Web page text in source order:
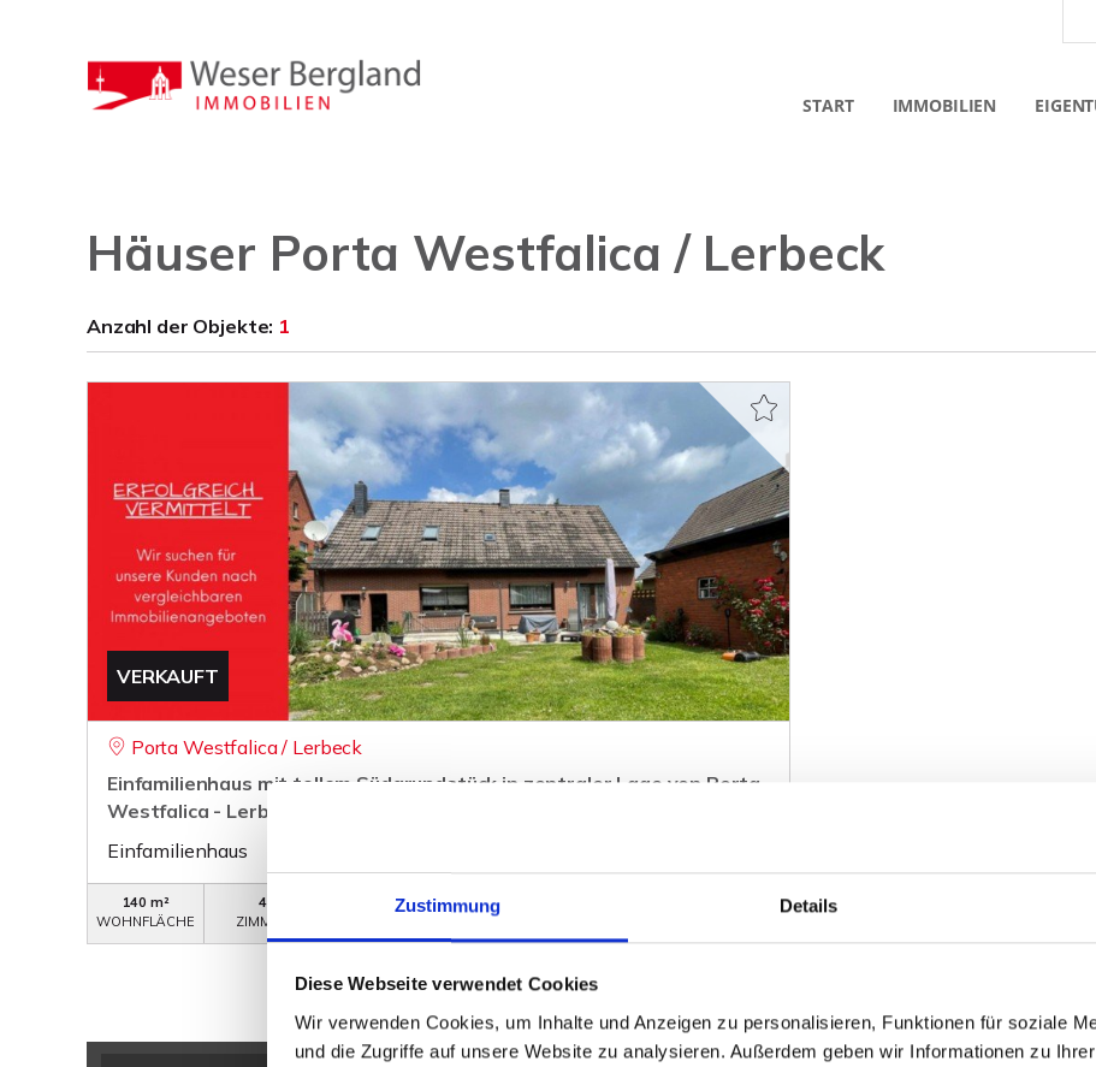
Zustimmung Details
Diese Webseite verwendet Cookies
Wir verwenden Cookies, um Inhalte und Anzeigen zu personalisieren, Funktionen für soziale
und die Zugriffe auf unsere Website zu analysieren. Außerdem geben wir Informationen zu
START IMMOBILIEN
Häuser Porta Westfalica / Lerbeck
Anzahl der Objekte: 1
VERKAUFT
Porta Westfalica / Lerbeck
Einfamilienhaus mit tollem Südgrundstück in zentraler Lage von Porta
Westfalica - Lerbeck
Einfamilienhaus
140 m²
WOHNFLÄCHE
4
ZIMMER
WB-298